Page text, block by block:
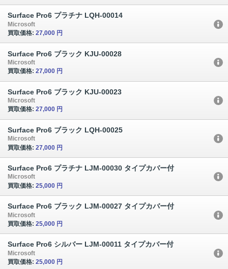
Surface Pro6 プラチナ LQH-00014
Microsoft
買取価格: 27,000 円
Surface Pro6 ブラック KJU-00028
Microsoft
買取価格: 27,000 円
Surface Pro6 ブラック KJU-00023
Microsoft
買取価格: 27,000 円
Surface Pro6 ブラック LQH-00025
Microsoft
買取価格: 27,000 円
Surface Pro6 プラチナ LJM-00030 タイプカバー付
Microsoft
買取価格: 25,000 円
Surface Pro6 ブラック LJM-00027 タイプカバー付
Microsoft
買取価格: 25,000 円
Surface Pro6 シルバー LJM-00011 タイプカバー付
Microsoft
買取価格: 25,000 円